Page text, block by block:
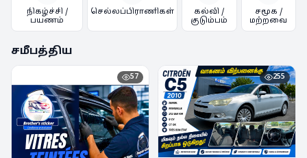
நிகழ்ச்சி /
பயணம்
செல்லப்பிராணிகள்
கல்வி /
குடும்பம்
சமூக /
மற்றவை
சமீபத்திய
57 255